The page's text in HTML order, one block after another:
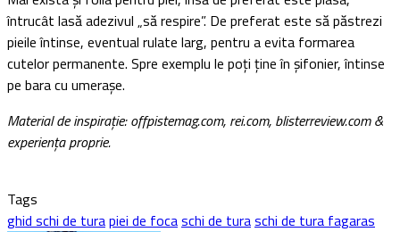
întrucât lasă adezivul „să respire”. De preferat este să păstrezi
pieile întinse, eventual rulate larg, pentru a evita formarea
cutelor permanente. Spre exemplu le poți ține în șifonier, întinse
pe bara cu umerașe.
Material de inspirație: offpistemag.com, rei.com, blisterreview.com &
experiența proprie.
Tags
ghid schi de turapiei de focaschi de turaschi de tura fagaras